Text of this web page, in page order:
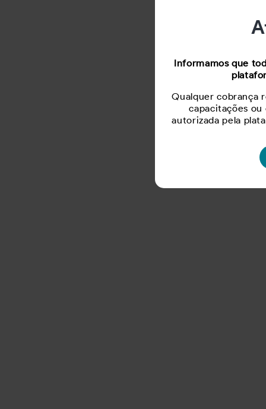
Informamos que
Qualquer cobrança
capacitações
autorizada pela